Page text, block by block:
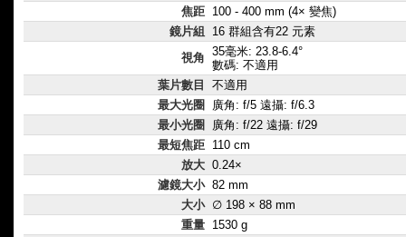
焦距 100 - 400 mm (4× 變焦)
鏡片組
16 群組含有22 元素
視角 35毫米: 23.8-6.4°
數碼: 不適用
葉片數目
不適用
最大光圈
廣角: f/5 遠攝: f/6.3
最小光圈
廣角: f/22 遠攝: f/29
最短焦距 110 cm
放大 0.24×
濾鏡大小 82 mm
大小 ∅ 198 × 88 mm
重量 1530 g